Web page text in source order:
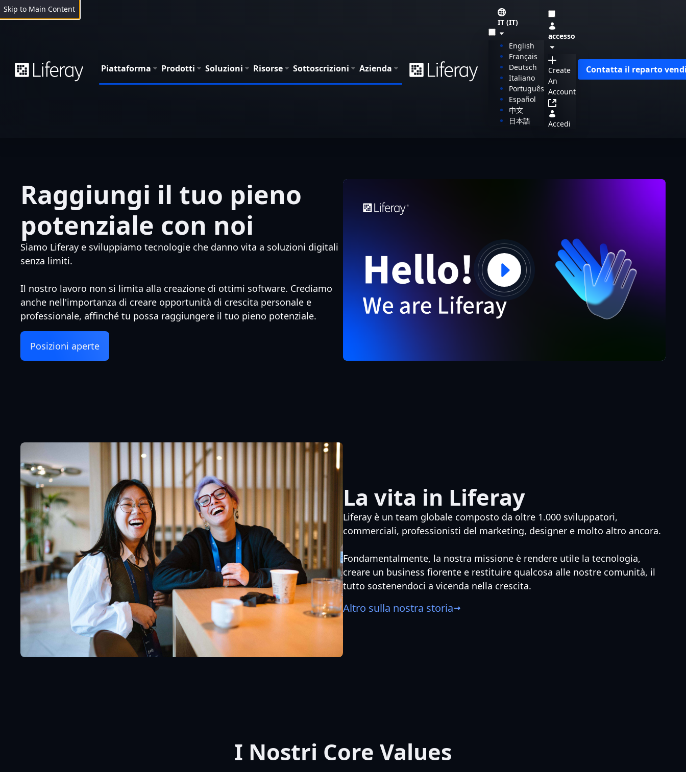
Skip to Main Content
Piattaforma Prodotti Soluzioni Risorse Sottoscrizioni Azienda
IT (IT)
English
Français
Deutsch
Italiano
Português
Español
中文
日本語
accesso
Create
An
Account
Accedi
Contatta il reparto
Raggiungi il tuo pieno
potenziale con noi
Siamo Liferay e sviluppiamo tecnologie che danno vita a soluzioni digitali
senza limiti.
Il nostro lavoro non si limita alla creazione di ottimi software. Crediamo
anche nell'importanza di creare opportunità di crescita personale e
professionale, affinché tu possa raggiungere il tuo pieno potenziale.
Posizioni aperte
La vita in Liferay
Liferay è un team globale composto da oltre 1.000 sviluppatori,
commerciali, professionisti del marketing, designer e molto altro ancora.
Fondamentalmente, la nostra missione è rendere utile la tecnologia,
creare un business fiorente e restituire qualcosa alle nostre comunità, il
tutto sostenendoci a vicenda nella crescita.
Altro sulla nostra storia
I Nostri Core Values